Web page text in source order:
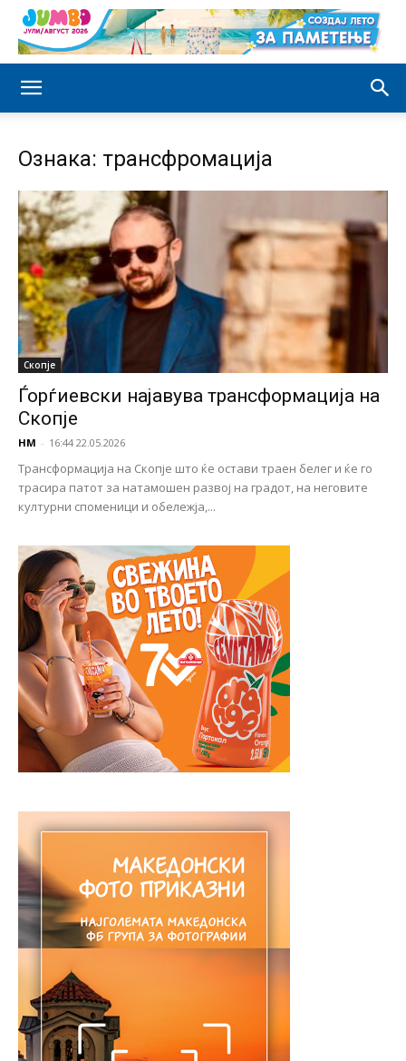
Ознака: трансфромација
Скопје
Ѓорѓиевски најавува трансформација на
Скопје
НМ - 16:44 22.05.2026
Трансформација на Скопје што ќе остави траен белег и ќе го
трасира патот за натамошен развој на градот, на неговите
културни споменици и обележја,...